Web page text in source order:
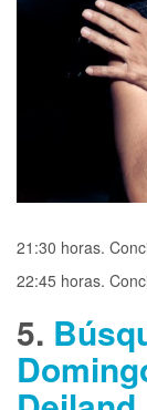
21:30 horas.
22:45 horas.
5.